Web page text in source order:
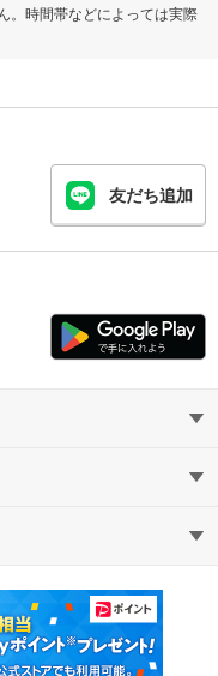
。時間帯などによっては実際
友だち追加
ンション
戸建て
！住まいの先生